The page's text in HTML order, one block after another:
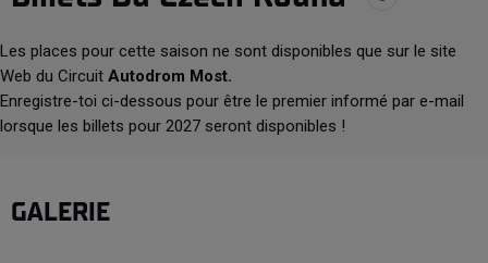
Les places pour cette saison ne sont disponibles que sur le site
Web du Circuit Autodrom Most.
Enregistre-toi ci-dessous pour être le premier informé par e-mail
lorsque les billets pour 2027 seront disponibles !
GALERIE